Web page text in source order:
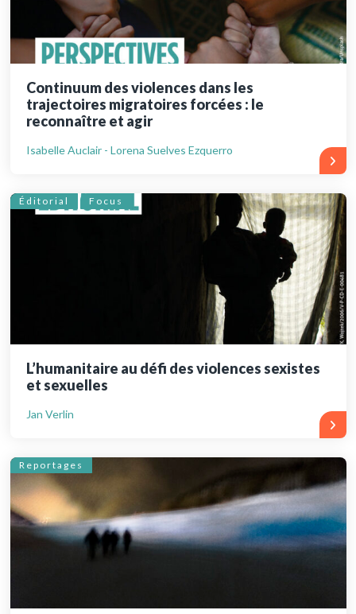
Continuum des violences dans les
trajectoires migratoires forcées : le
reconnaître et agir
Isabelle Auclair - Lorena Suelves Ezquerro
Éditorial Focus
L’humanitaire au défi des violences sexistes
et sexuelles
Jan Verlin
Reportages